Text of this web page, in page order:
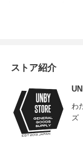
ストア紹介
わ
ズ